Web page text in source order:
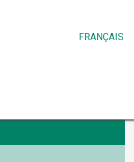
FRANÇAIS